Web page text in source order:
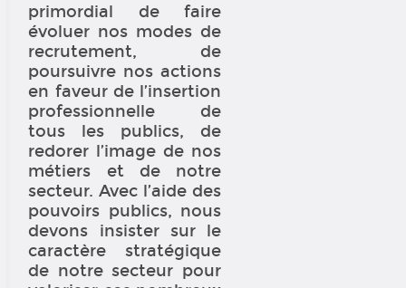
primordial de faire
évoluer nos modes de
recrutement, de
poursuivre nos actions
en faveur de l’insertion
professionnelle de
tous les publics, de
redorer l’image de nos
métiers et de notre
secteur. Avec l’aide des
pouvoirs publics, nous
devons insister sur le
caractère stratégique
de notre secteur pour